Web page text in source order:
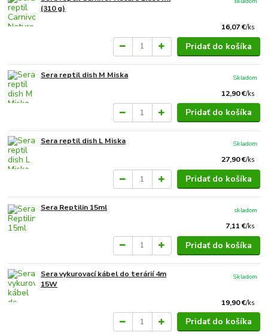
(310 g)
16,07 €/ks
Pridať do košíka
Sera reptil dish M Miska
12,90 €/ks
Skladom
Pridať do košíka
Sera reptil dish L Miska
27,90 €/ks
Skladom
Pridať do košíka
Sera Reptilin 15ml
7,11 €/ks
skladom
Pridať do košíka
Sera vykurovací kábel do terárií 4m
15W
19,90 €/ks
Skladom
Pridať do košíka